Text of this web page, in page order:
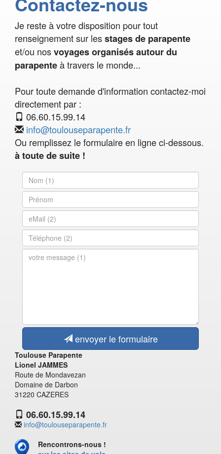
Je reste à votre disposition pour tout
renseignement sur lesstages de parapente
et/ou nosvoyages organisés autour du
parapenteà travers le monde...
Pour toute demande d'information contactez-moi
directement par :
06.60.15.99.14
info@toulouseparapente.fr
Ou remplissez le formulaire en ligne ci-dessous.
à toute de suite !
envoyer le formulaire
Toulouse Parapente
Lionel JAMMES
Route de Mondavezan
Domaine de Darbon
31220 CAZERES
06.60.15.99.14
info@toulouseparapente.fr
Rencontrons-nous !